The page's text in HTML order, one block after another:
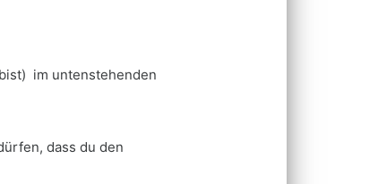
im untenstehenden
dass du den